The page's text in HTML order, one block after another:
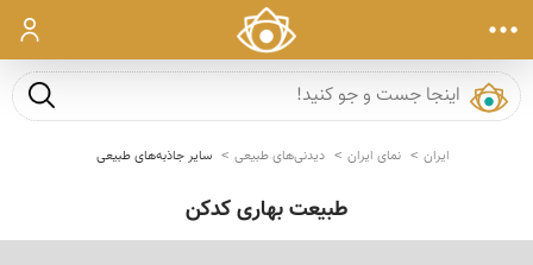
ورود
جست و
ایران نمای ایران دیدنی‌های طبیعی سایر جاذبه‌های طبیعی
طبیعت بهاری کدکن